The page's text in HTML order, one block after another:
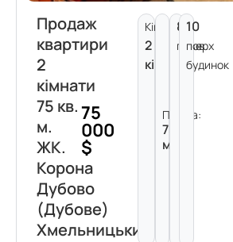
Продаж
квартири
2
кімнати
75 кв.
м.
ЖК.
Корона
Дубово
(Дубове)
Хмельницький
75
000
$
Кімнат:
2
кімнати
Площа:
75
м²
8
поверх
10
пов.
будинок